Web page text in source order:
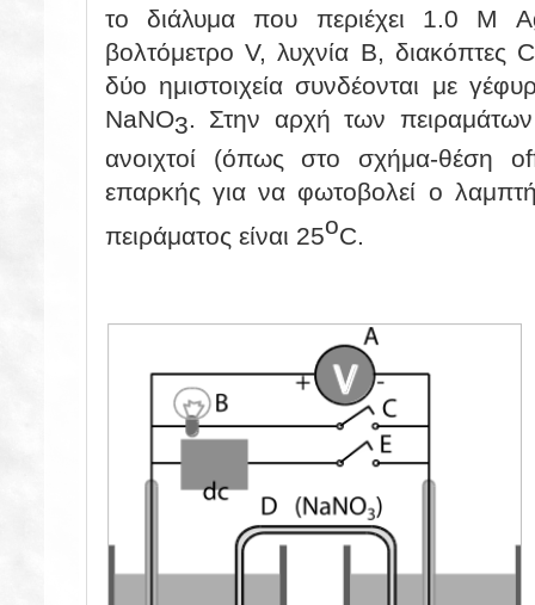
το διάλυμα που περιέχει 1.0 M Α
βολτόμετρο V, λυχνία B,
δύο ημιστοιχεία συνδέονται με
ΝaΝΟ3. Στην αρχή των πειραμάτων
ανοιχτοί (όπως στο σχήμα-θέση
επαρκής για να φωτοβολεί ο
πειράματος είναι 25oC.